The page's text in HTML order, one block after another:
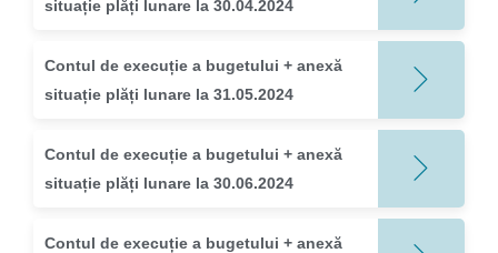
situație plăți lunare la 30.04.2024
Contul de execuție a bugetului + anexă
situație plăți lunare la 31.05.2024
Contul de execuție a bugetului + anexă
situație plăți lunare la 30.06.2024
Contul de execuție a bugetului + anexă